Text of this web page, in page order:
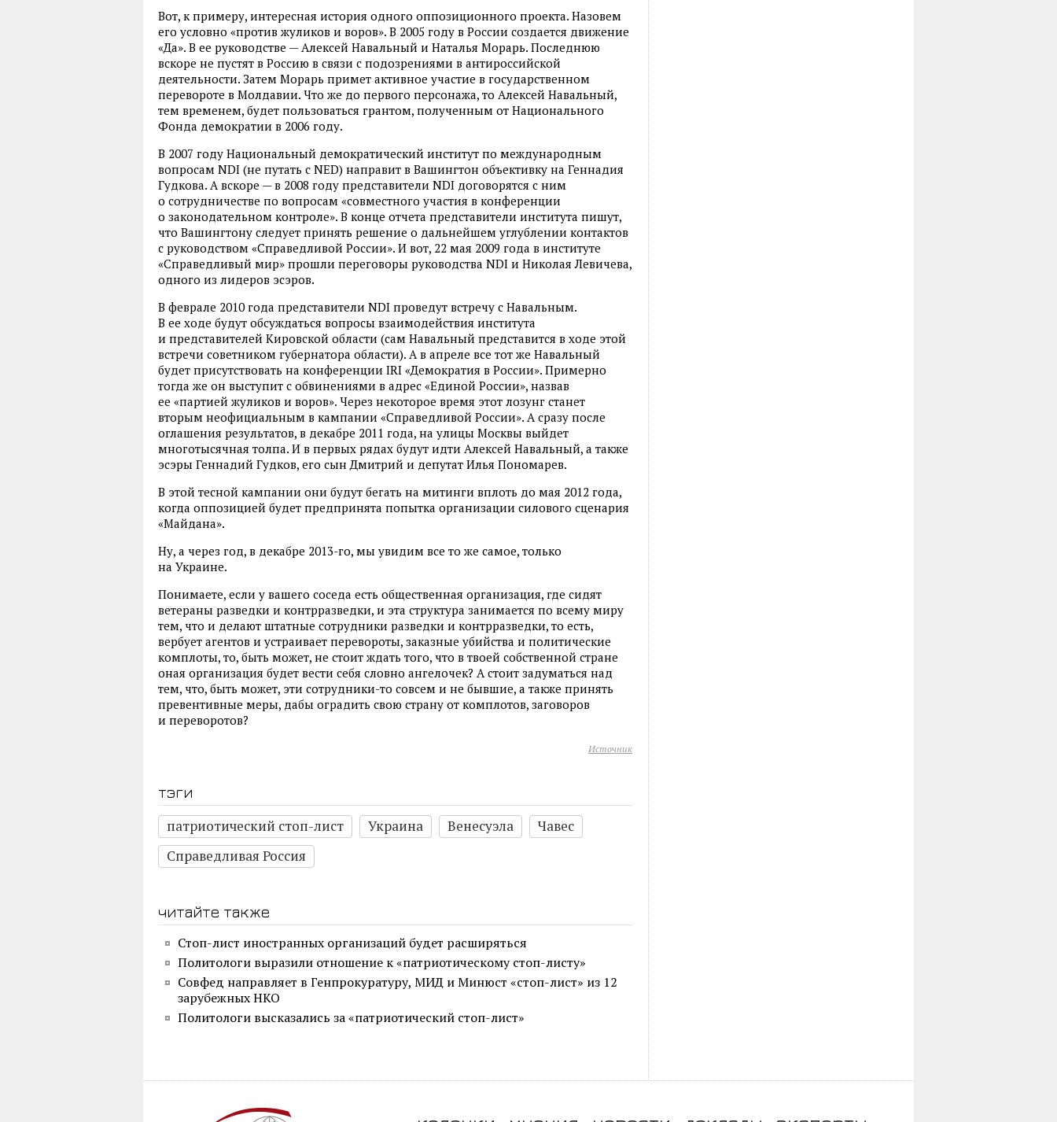
Вот, к примеру, интересная история одного оппозиционного проекта. Назовем
его условно «против жуликов и воров». В 2005 году в России создается движение
«Да». В ее руководстве — Алексей Навальный и Наталья Морарь. Последнюю
вскоре не пустят в Россию в связи с подозрениями в антироссийской
деятельности. Затем Морарь примет активное участие в государственном
перевороте в Молдавии. Что же до первого персонажа, то Алексей Навальный,
тем временем, будет пользоваться грантом, полученным от Национального
Фонда демократии в 2006 году.
В 2007 году Национальный демократический институт по международным
вопросам NDI (не путать с NED) направит в Вашингтон объективку на Геннадия
Гудкова. А вскоре — в 2008 году представители NDI договорятся с ним
о сотрудничестве по вопросам «совместного участия в конференции
о законодательном контроле». В конце отчета представители института пишут,
что Вашингтону следует принять решение о дальнейшем углублении контактов
с руководством «Справедливой России». И вот, 22 мая 2009 года в институте
«Справедливый мир» прошли переговоры руководства NDI и Николая Левичева,
одного из лидеров эсэров.
В феврале 2010 года представители NDI проведут встречу с Навальным.
В ее ходе будут обсуждаться вопросы взаимодействия института
и представителей Кировской области (сам Навальный представится в ходе этой
встречи советником губернатора области). А в апреле все тот же Навальный
будет присутствовать на конференции IRI «Демократия в России». Примерно
тогда же он выступит с обвинениями в адрес «Единой России», назвав
ее «партией жуликов и воров». Через некоторое время этот лозунг станет
вторым неофициальным в кампании «Справедливой России». А сразу после
оглашения результатов, в декабре 2011 года, на улицы Москвы выйдет
многотысячная толпа. И в первых рядах будут идти Алексей Навальный, а также
эсэры Геннадий Гудков, его сын Дмитрий и депутат Илья Пономарев.
В этой тесной кампании они будут бегать на митинги вплоть до мая 2012 года,
когда оппозицией будет предпринята попытка организации силового сценария
«Майдана».
Ну, а через год, в декабре 2013-го, мы увидим все то же самое, только
на Украине.
Понимаете, если у вашего соседа есть общественная организация, где сидят
ветераны разведки и контрразведки, и эта структура занимается по всему миру
тем, что и делают штатные сотрудники разведки и контрразведки, то есть,
вербует агентов и устраивает перевороты, заказные убийства и политические
комплоты, то, быть может, не стоит ждать того, что в твоей собственной стране
оная организация будет вести себя словно ангелочек? А стоит задуматься над
тем, что, быть может, эти сотрудники-то совсем и не бывшие, а также принять
превентивные меры, дабы оградить свою страну от комплотов, заговоров
и переворотов?
Источник
тэги
патриотический стоп-лист
Украина Венесуэла
Чавес
Справедливая Россия
читайте также
Стоп-лист иностранных организаций будет расширяться
Политологи выразили отношение к «патриотическому стоп-листу»
Совфед направляет в Генпрокуратуру, МИД и Минюст «стоп-лист» из 12
зарубежных НКО
Политологи высказались за «патриотический стоп-лист»